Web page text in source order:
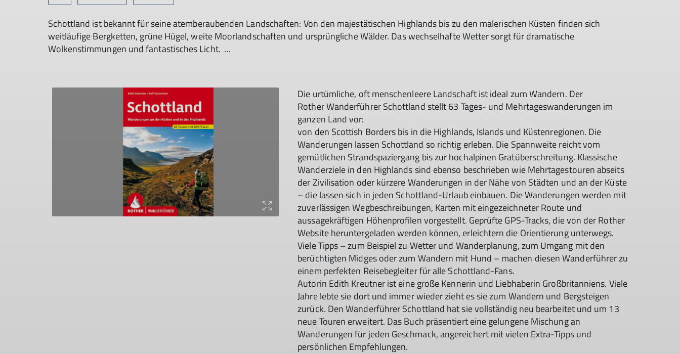
Schottland ist bekannt für seine atemberaubenden Landschaften: Von den majestätischen Highlands bis zu den malerischen Küsten finden sich
weitläufige Bergketten, grüne Hügel, weite Moorlandschaften und ursprüngliche Wälder. Das wechselhafte Wetter sorgt für dramatische
Wolkenstimmungen und fantastisches Licht. ...
© Bergverlag Rother GmbH
Die urtümliche, oft menschenleere Landschaft ist ideal zum Wandern. Der
Rother Wanderführer Schottland stellt 63 Tages- und Mehrtageswanderungen im
ganzen Land vor:
von den Scottish Borders bis in die Highlands, Islands und Küstenregionen. Die
Wanderungen lassen Schottland so richtig erleben. Die Spannweite reicht vom
gemütlichen Strandspaziergang bis zur hochalpinen Gratüberschreitung. Klassische
Wanderziele in den Highlands sind ebenso beschrieben wie Mehrtagestouren abseits
der Zivilisation oder kürzere Wanderungen in der Nähe von Städten und an der Küste
– die lassen sich in jeden Schottland-Urlaub einbauen. Die Wanderungen werden mit
zuverlässigen Wegbeschreibungen, Karten mit eingezeichneter Route und
aussagekräftigen Höhenprofilen vorgestellt. Geprüfte GPS-Tracks, die von der Rother
Website heruntergeladen werden können, erleichtern die Orientierung unterwegs.
Viele Tipps – zum Beispiel zu Wetter und Wanderplanung, zum Umgang mit den
berüchtigten Midges oder zum Wandern mit Hund – machen diesen Wanderführer zu
einem perfekten Reisebegleiter für alle Schottland-Fans.
Autorin Edith Kreutner ist eine große Kennerin und Liebhaberin Großbritanniens. Viele
Jahre lebte sie dort und immer wieder zieht es sie zum Wandern und Bergsteigen
zurück. Den Wanderführer Schottland hat sie vollständig neu bearbeitet und um 13
neue Touren erweitert. Das Buch präsentiert eine gelungene Mischung an
Wanderungen für jeden Geschmack, angereichert mit vielen Extra-Tipps und
persönlichen Empfehlungen.